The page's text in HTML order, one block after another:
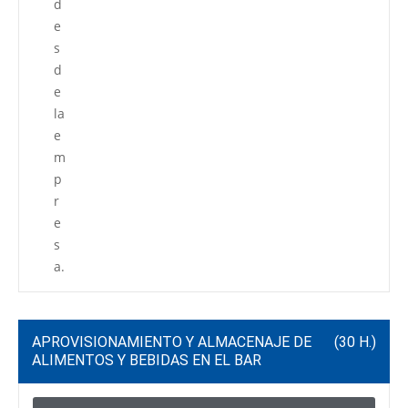
d
e
s
d
e
la
e
m
p
r
e
s
a.
APROVISIONAMIENTO Y ALMACENAJE DE
ALIMENTOS Y BEBIDAS EN EL BAR
(30 H.)